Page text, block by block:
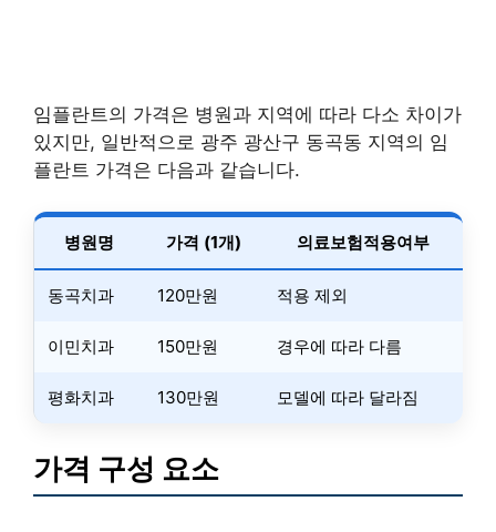
임플란트의 가격은 병원과 지역에 따라 다소 차이가
있지만, 일반적으로 광주 광산구 동곡동 지역의 임
플란트 가격은 다음과 같습니다.
병원명 가격 (1개) 의료보험적용여부
동곡치과 120만원 적용 제외
이민치과 150만원 경우에 따라 다름
평화치과 130만원 모델에 따라 달라짐
가격 구성 요소